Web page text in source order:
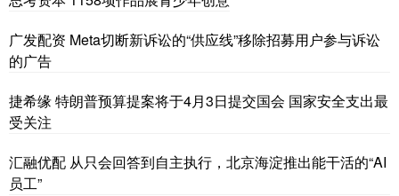
广发配资 Meta切断新诉讼的“供应线”移除招募用户参与诉讼
的广告
捷希缘 特朗普预算提案将于4月3日提交国会 国家安全支出最
受关注
汇融优配 从只会回答到自主执行，北京海淀推出能干活的“AI
员工”